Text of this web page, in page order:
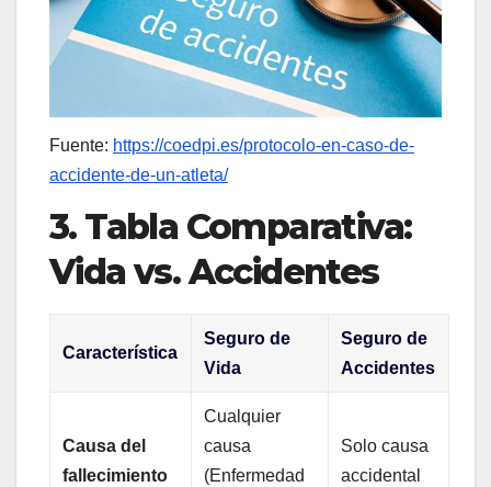
Fuente: https://coedpi.es/protocolo-en-caso-de-
accidente-de-un-atleta/
3. Tabla Comparativa:
Vida vs. Accidentes
Característica
Seguro de
Vida
Seguro de
Accidentes
Causa del
fallecimiento
Cualquier
causa
(Enfermedad
Solo causa
accidental